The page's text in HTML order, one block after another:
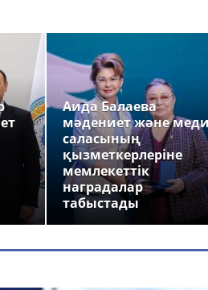
Аида Балаева
мәдениет және
саласының
қызметкерлеріне
мемлекеттік
наградалар
табыстады